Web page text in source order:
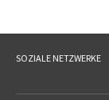
SOZIALE NETZWERKE